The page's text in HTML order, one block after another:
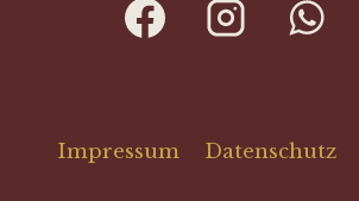
Impressum Datenschutz